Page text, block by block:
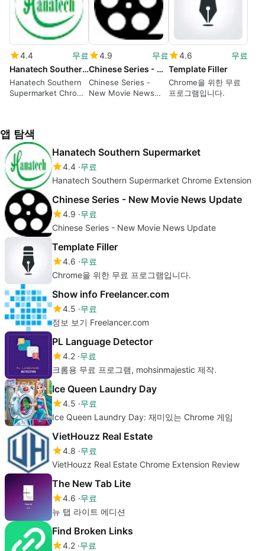
4.4
무료
Hanatech Southern Supermarket
Hanatech Southern
Supermarket Chrome
4.9
무료
Chinese Series - New Movie News Update
Chinese Series -
New Movie News
4.6
무료
Template Filler
Chrome을 위한 무료
프로그램입니다.
앱 탐색
Hanatech Southern Supermarket
4.4 무료
Hanatech Southern Supermarket Chrome Extension
Chinese Series - New Movie News Update
4.9 무료
Chinese Series - New Movie News Update
Template Filler
4.6 무료
Chrome을 위한 무료 프로그램입니다.
Show info Freelancer.com
4.5 무료
정보 보기 Freelancer.com
PL Language Detector
4.2 무료
크롬용 무료 프로그램, mohsinmajestic 제작.
Ice Queen Laundry Day
4.5 무료
Ice Queen Laundry Day: 재미있는 Chrome 게임
VietHouzz Real Estate
4.8 무료
VietHouzz Real Estate Chrome Extension Review
The New Tab Lite
4.6 무료
뉴 탭 라이트 에디션
Find Broken Links
4.2 무료